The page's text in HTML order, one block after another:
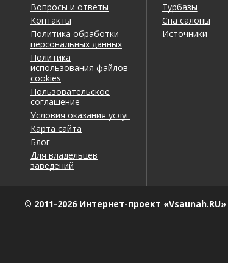
Вопросы и ответы
Контакты
Политика обработки
персональных данных
Политика
использования файлов
cookies
Пользовательское
соглашение
Условия оказания услуг
Карта сайта
Блог
Для владельцев
заведений
Турбазы
Спа салоны
Источники
© 2011-2026 Интернет-проект «Vsaunah.RU»